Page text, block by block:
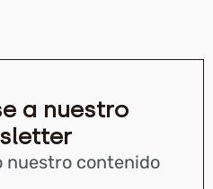
a nuestro
nuestro contenido